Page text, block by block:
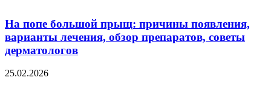
На попе большой прыщ: причины появления,
варианты лечения, обзор препаратов, советы
дерматологов
25.02.2026